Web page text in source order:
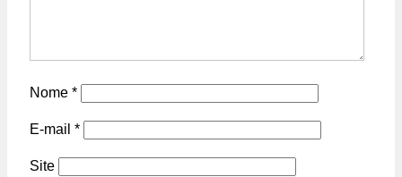
Nome *
E-mail *
Site